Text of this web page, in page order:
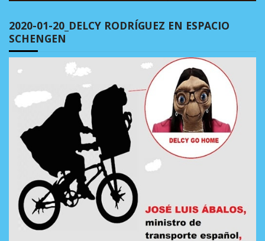
2020-01-20_DELCY RODRÍGUEZ EN ESPACIO
SCHENGEN